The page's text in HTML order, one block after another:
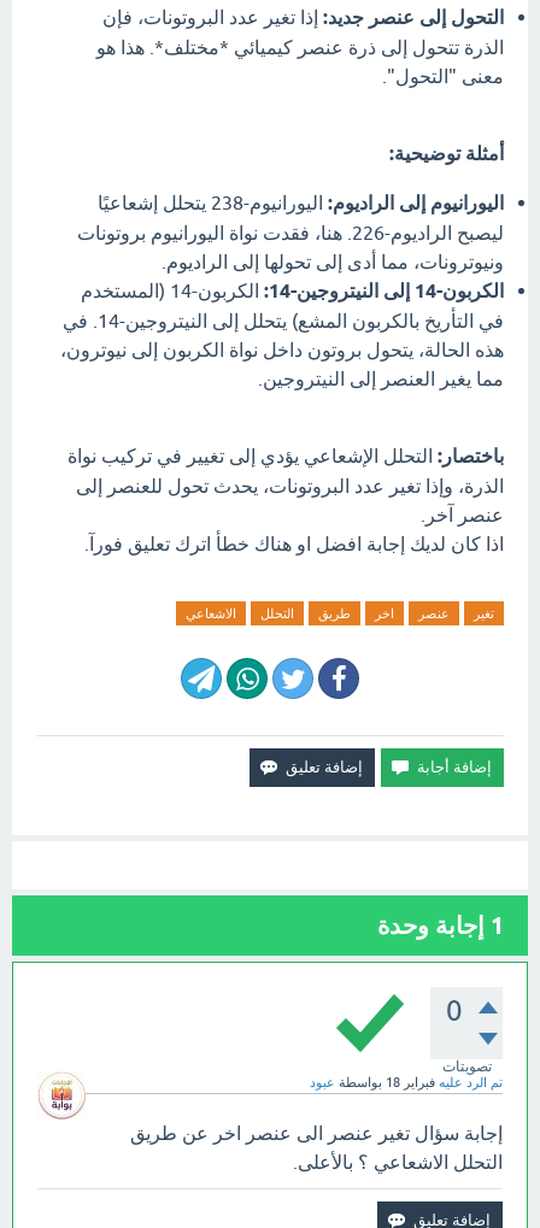
التحول إلى عنصر جديد: إذا تغير عدد البروتونات، فإن
الذرة تتحول إلى ذرة عنصر كيميائي *مختلف*. هذا هو
معنى "التحول".
أمثلة توضيحية:
اليورانيوم إلى الراديوم:
اليورانيوم-238 يتحلل إشعاعيًا
ليصبح الراديوم-226. هنا، فقدت نواة اليورانيوم بروتونات
ونيوترونات، مما أدى إلى تحولها إلى الراديوم.
الكربون-14 إلى النيتروجين-14:
الكربون-14 (المستخدم
في التأريخ بالكربون المشع) يتحلل إلى النيتروجين-14. في
هذه الحالة، يتحول بروتون داخل نواة الكربون إلى نيوترون،
مما يغير العنصر إلى النيتروجين.
باختصار: التحلل الإشعاعي يؤدي إلى تغيير في تركيب نواة
الذرة، وإذا تغير عدد البروتونات، يحدث تحول للعنصر إلى
عنصر آخر.
اذا كان لديك إجابة افضل او هناك خطأ اترك تعليق فورآ.
تغير عنصر اخر طريق التحلل الاشعاعي
1 إجابة وحدة
0
تصويتات
تم الرد عليه فبراير 18 بواسطة عبود
إجابة سؤال تغير عنصر الى عنصر اخر عن طريق
التحلل الاشعاعي ؟ بالأعلى.